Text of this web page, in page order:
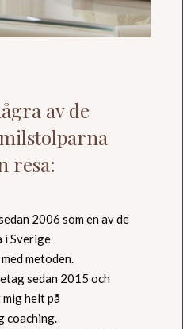
av de
resa:
2006 som en av de
i Sverige
metoden.
sedan 2015 och
helt på
coaching.